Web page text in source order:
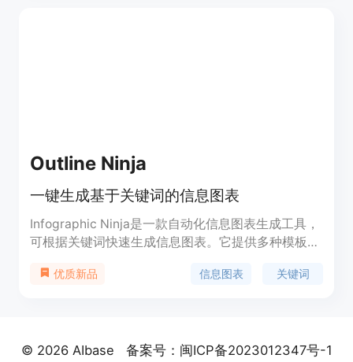
Outline Ninja
一键生成基于关键词的信息图表
Infographic Ninja是一款自动化信息图表生成工具，
可根据关键词快速生成信息图表。它提供多种模板选
用人工智能生成问题和答案，也可以编写自定义的问
入图片的代码和复制嵌入代码按钮，增加传播和反向
优质新品 信息图表 关键词
© 2026 AIbase 备案号：闽ICP备2023012347号-1